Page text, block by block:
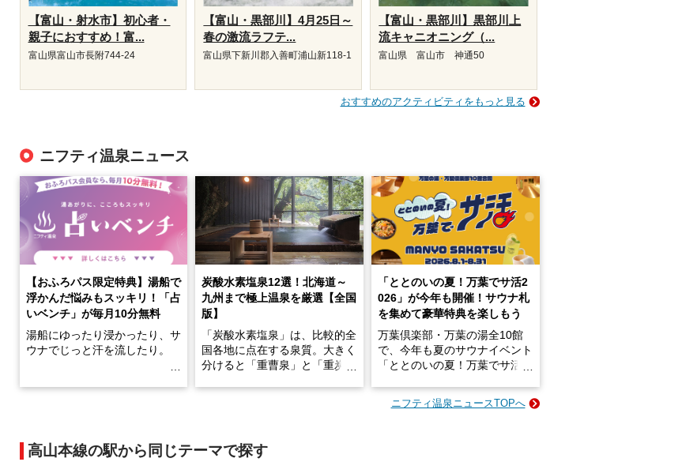
【富山・射水市】初心者・
親子におすすめ！富...
富山県富山市長附744-24
【富山・黒部川】4月25日～
春の激流ラフテ...
富山県下新川郡入善町浦山新118-1
【富山・黒部川】黒部川上
流キャニオニング（...
富山県 富山市 神通50
おすすめのアクティビティをもっと見る
ニフティ温泉ニュース
【おふろパス限定特典】湯船で
浮かんだ悩みもスッキリ！「占
いベンチ」が毎月10分無料
湯船にゆったり浸かったり、サ
ウナでじっと汗を流したり。
た「これからのこと」や「ちょ
っとした悩み」が、頭に浮かん
炭酸水素塩泉12選！北海道～
九州まで極上温泉を厳選【全国
版】
「炭酸水素塩泉」は、比較的全
国各地に点在する泉質。大きく
分けると「重曹泉」と「重炭酸
す。
「ととのいの夏！万葉でサ活2
026」が今年も開催！サウナ札
を集めて豪華特典を楽しもう
万葉倶楽部・万葉の湯全10館
で、今年も夏のサウナイベント
「ととのいの夏！万葉でサ活2
2026年8月1日（土）～8月31
ニフティ温泉ニュースTOPへ
高山本線の駅から同じテーマで探す